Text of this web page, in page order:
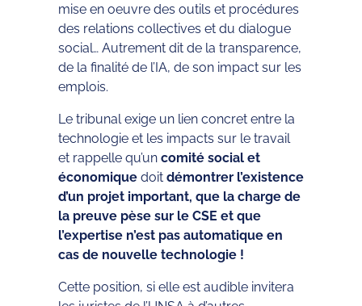
mise en oeuvre des outils et procédures
des relations collectives et du dialogue
social… Autrement dit de la transparence,
de la finalité de l’IA, de son impact sur les
emplois.
Le tribunal exige un lien concret entre la
technologie et les impacts sur le travail
et rappelle qu’un comité social et
économique doit démontrer l’existence
d’un projet important, que la charge de
la preuve pèse sur le CSE et que
l’expertise n’est pas automatique en
cas de nouvelle technologie !
Cette position, si elle est audible invitera